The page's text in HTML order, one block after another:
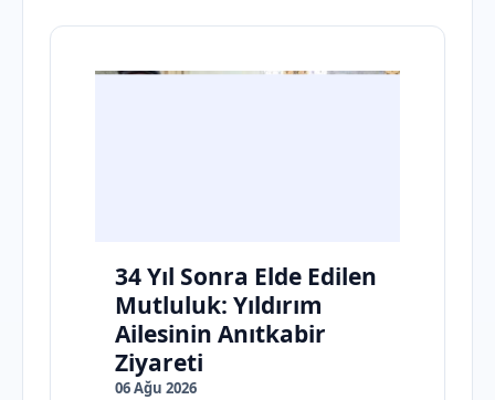
34 Yıl Sonra Elde Edilen
Mutluluk: Yıldırım
Ailesinin Anıtkabir
Ziyareti
06 Ağu 2026